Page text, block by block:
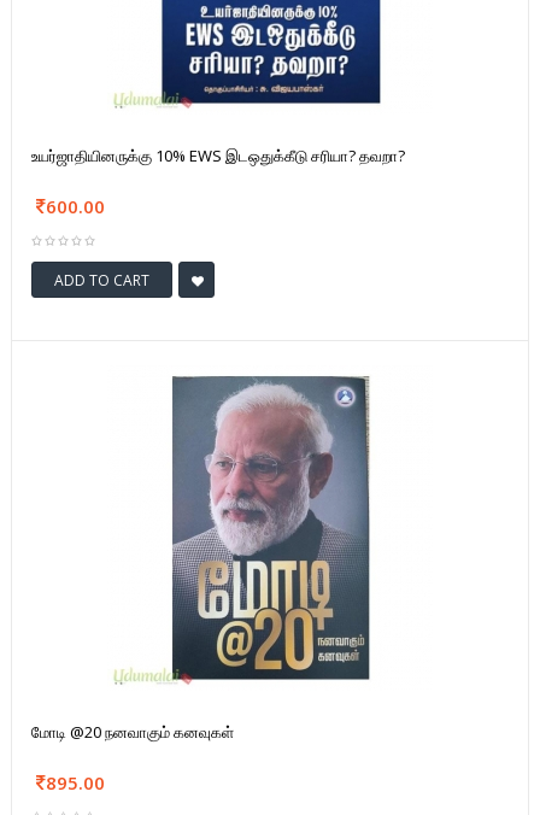
உயர்ஜாதியினருக்கு 10% EWS இடஒதுக்கீடு சரியா? தவறா?
600.00
ADD TO CART
மோடி @20 நனவாகும் கனவுகள்
895.00